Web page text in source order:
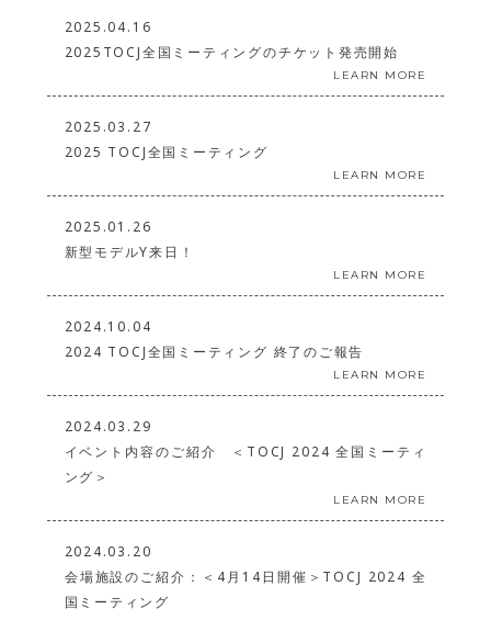
2025.04.16
2025TOCJ全国ミーティングのチケット発売開始
LEARN MORE
2025.03.27
2025 TOCJ全国ミーティング
LEARN MORE
2025.01.26
新型モデルY来日！
LEARN MORE
2024.10.04
2024 TOCJ全国ミーティング 終了のご報告
LEARN MORE
2024.03.29
イベント内容のご紹介 ＜TOCJ 2024 全国ミーティ
ング＞
LEARN MORE
2024.03.20
会場施設のご紹介：＜4月14日開催＞TOCJ 2024 全
国ミーティング